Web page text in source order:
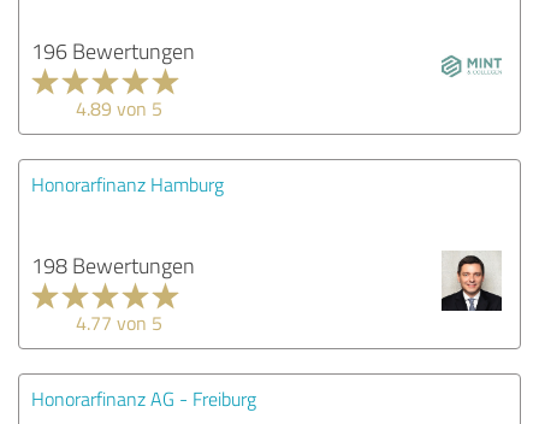
196 Bewertungen
4.89 von 5
Honorarfinanz Hamburg
198 Bewertungen
4.77 von 5
Honorarfinanz AG - Freiburg